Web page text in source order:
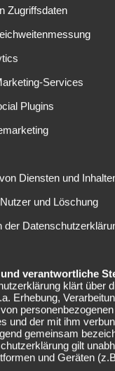
manchmal ist
auch zu den
Wir können nur
Top-
Salomon Kalou
der Ivorer nun,
Bayern, Gladbach,
halte ich es für
Gegner hat der
Kampf versucht. Aber
Salomon Kalou
Fortuna
kann, bleibt
3:3 gegen die
Zugriffsdaten
Services
Plugins
Diensten und
und Löschung
der
verantwortliche
klärt über
Erhebung,
und der mit ihm
gemeinsam
gilt
und Geräten